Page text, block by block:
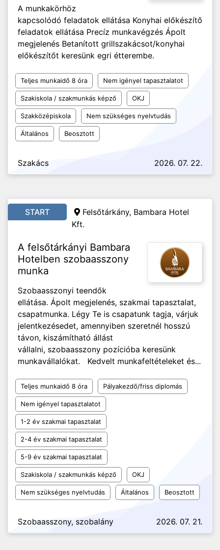
A munkakörhöz
kapcsolódó feladatok ellátása Konyhai előkészítő
feladatok ellátása Precíz munkavégzés Ápolt
megjelenés Betanított grillszakácsot/konyhai
előkészítőt keresünk egri étterembe.
Teljes munkaidő 8 óra Nem igényel tapasztalatot
Szakiskola / szakmunkás képző OKJ
Szakközépiskola Nem szükséges nyelvtudás
Általános Beosztott
Szakács 2026. 07. 22.
START
Felsőtárkány, Bambara Hotel
Kft.
A felsőtárkányi Bambara
Hotelben szobaasszony
munka
Szobaasszonyi teendők
ellátása. Ápolt megjelenés, szakmai tapasztalat,
csapatmunka. Légy Te is csapatunk tagja, várjuk
jelentkezésedet, amennyiben szeretnél hosszú
távon, kiszámítható állást
vállalni, szobaasszony pozícióba keresünk
munkavállalókat. Kedvelt munkafeltételeket és...
Teljes munkaidő 8 óra Pályakezdő/friss diplomás
Nem igényel tapasztalatot
1-2 év szakmai tapasztalat
2-4 év szakmai tapasztalat
5-9 év szakmai tapasztalat
Szakiskola / szakmunkás képző OKJ
Nem szükséges nyelvtudás Általános Beosztott
Szobaasszony, szobalány 2026. 07. 21.